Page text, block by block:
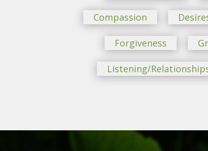
Compassion
Forgiveness
Listening/